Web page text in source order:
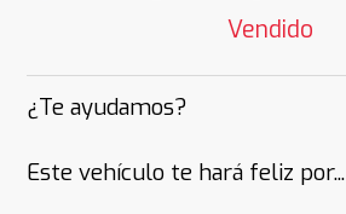
Vendido
¿Te ayudamos?
Este vehículo te hará feliz por...